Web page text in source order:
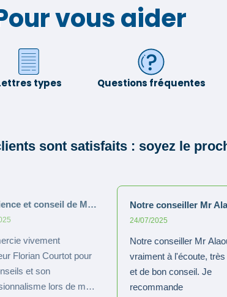
vous aider
types Questions fréquentes